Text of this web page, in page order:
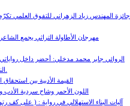
جائزة المهندس زياد الزهراني للتفوق العلمي
مهرجان الأطاولة التراثي يجمع
الروائي جابر محمد مدخلي: أحضر داخل رواياتي
القيمة الأدبية بين
اللون الأحمر وشاح سردية
آليات البناء الاستهلالي في رواية : ( على كف